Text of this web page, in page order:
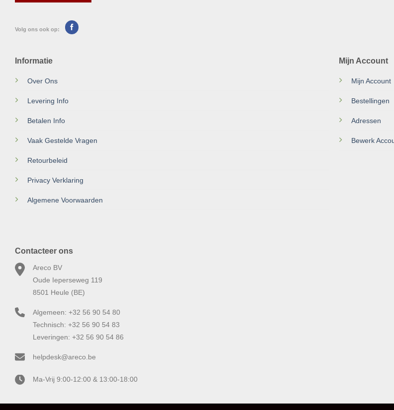
Volg ons ook op:
Informatie
Over Ons
Levering Info
Betalen Info
Vaak Gestelde Vragen
Retourbeleid
Privacy Verklaring
Algemene Voorwaarden
Mijn Account
Mijn Account
Bestellingen
Adressen
Bewerk
Contacteer ons
Areco BV
Oude Ieperseweg 119
8501 Heule (BE)
Algemeen: +32 56 90 54 80
Technisch: +32 56 90 54 83
Leveringen: +32 56 90 54 86
helpdesk@areco.be
Ma-Vrij 9:00-12:00 & 13:00-18:00